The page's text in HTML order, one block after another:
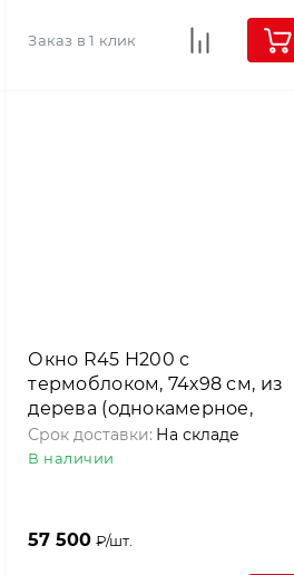
Заказ в 1 клик
Окно R45 Н200 с
термоблоком, 74х98 см, из
дерева (однокамерное,
среднеповоротное), Roto
Срок доставки: На складе
В наличии
57 500 ₽/шт.